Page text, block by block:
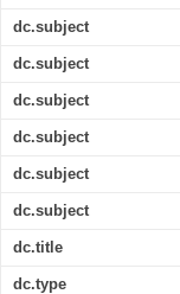
dc.subject
dc.subject
dc.subject
dc.subject
dc.subject
dc.subject
dc.title
dc.type